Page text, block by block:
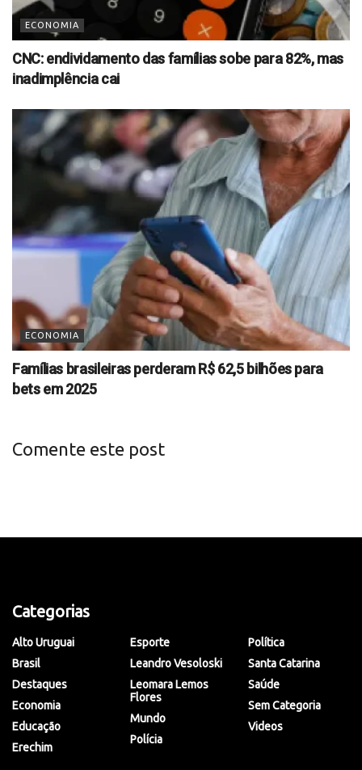
ECONOMIA
CNC: endividamento das famílias sobe para 82%, mas
inadimplência cai
ECONOMIA
Famílias brasileiras perderam R$ 62,5 bilhões para
bets em 2025
Comente este post
Categorias
Alto Uruguai
Brasil
Destaques
Economia
Educação
Erechim
Esporte
Leandro Vesoloski
Leomara Lemos
Flores
Mundo
Polícia
Política
Santa Catarina
Saúde
Sem Categoria
Videos